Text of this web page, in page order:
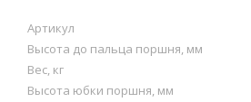
Артикул
Высота до пальца поршня, мм
Вес, кг
Высота юбки поршня, мм